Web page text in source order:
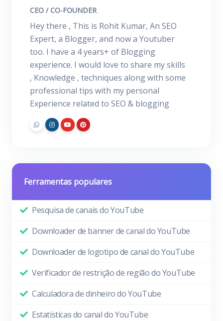
CEO / CO-FOUNDER
Hey there , This is Rohit Kumar, An SEO
Expert, a Blogger, and now a Youtuber
too. I have a 4 years+ of Blogging
experience. I would love to share my skills
, Knowledge , techniques along with some
professional tips with my personal
Experience related to SEO & blogging
Ferramentas populares
Pesquisa de canais do YouTube
Downloader de banner de canal do YouTube
Downloader de logotipo de canal do YouTube
Verificador de restrição de região do YouTube
Calculadora de dinheiro do YouTube
Estatísticas do canal do YouTube